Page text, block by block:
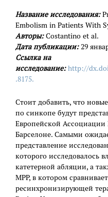
Название исследования:
Embolism in Patients With
Авторы:Costantino et al.
Дата публикации:29
Ссылка на
исследование: http://
.8175.
Стоит добавить, что
по синкопе будут
Европейской Ассоциации
Барселоне. Самыми
представление
которого исследовалось
катетерной абляции, а
MPP, в котором
ресинхронизирующей